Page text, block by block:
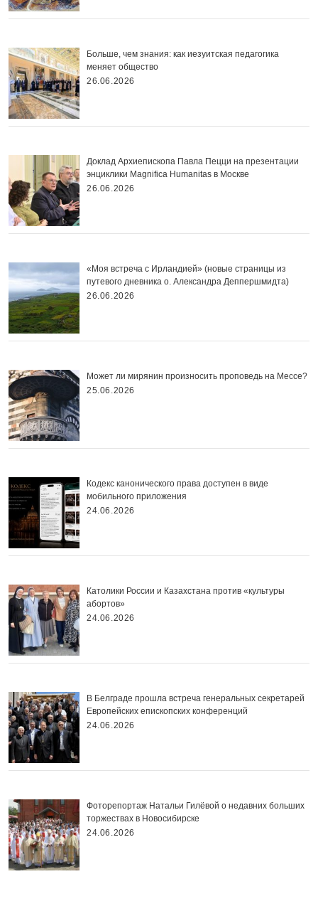
Больше, чем знания: как иезуитская педагогика
меняет общество
26.06.2026
Доклад Архиепископа Павла Пецци на презентации
энциклики Magnifica Нumanitas в Москве
26.06.2026
«Моя встреча с Ирландией» (новые страницы из
путевого дневника о. Александра Деппершмидта)
26.06.2026
Может ли мирянин произносить проповедь на Мессе?
25.06.2026
Кодекс канонического права доступен в виде
мобильного приложения
24.06.2026
Католики России и Казахстана против «культуры
абортов»
24.06.2026
В Белграде прошла встреча генеральных секретарей
Европейских епископских конференций
24.06.2026
Фоторепортаж Натальи Гилёвой о недавних больших
торжествах в Новосибирске
24.06.2026